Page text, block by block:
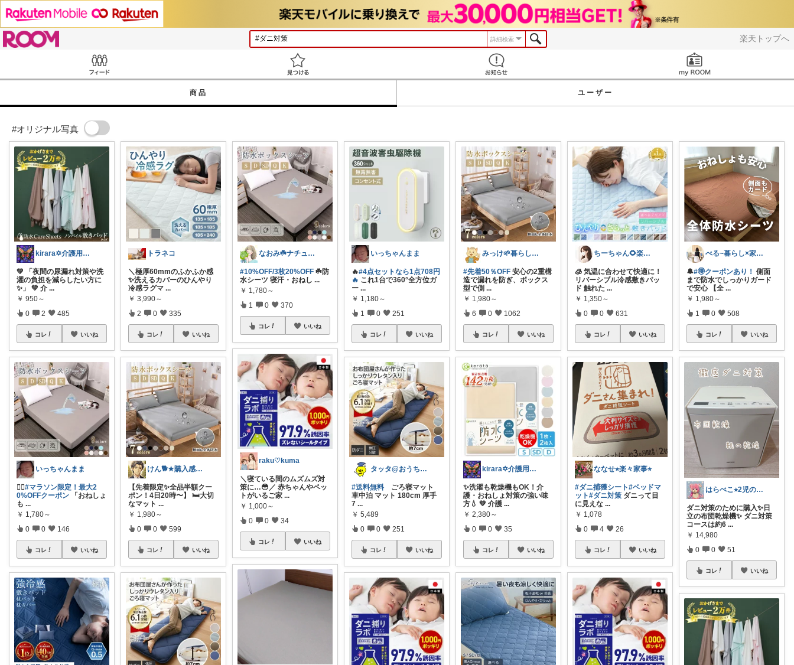
楽天トップへ
詳細検索
商品 ユーザー
#オリジナル写真
kirara✡介護用品🌈
💚 「夜間の尿漏れ対策や洗
濯の負担を減らしたい方に
✨」 💚 介 ...
￥ 950～
0 2 485
コレ いいね
いっちゃんまま
❤️‍🔥#マラソン限定！最大2
0%OFFクーポン 「おねしょ
も ...
￥ 1,780～
0 0 146
コレ いいね
トラネコ
＼極厚60mmのふかふか感
✨️洗えるカバーのひんやり
冷感ラグマ ...
￥ 3,990～
2 0 335
コレ いいね
けん🐕★購入感謝です★（アイコン変更）
【先着限定✨全品半額クー
ポン！4日20時〜】 🛏️大切
なマット ...
￥ 1,980～
0 0 599
コレ いいね
なおみ☘️ナチュラル生活
#10%OFF/3枚20%OFF ☘️防
水シーツ 寝汗・おねし ...
￥ 1,780～
1 0 370
コレ いいね
raku♡kuma
＼寝ている間のムズムズ対
策に…😳／ 赤ちゃんやペッ
トがいるご家 ...
￥ 1,000～
0 0 34
コレ いいね
いっちゃんまま
🔥#4点セットなら1点708円
🔥 これ1台で360°全方位ガ
ー ...
￥ 1,180～
1 0 251
コレ いいね
タッタ@おうち時間を楽しく快適に！
#送料無料 ごろ寝マット
車中泊 マット 180cm 厚手
7 ...
￥ 5,489
0 0 251
コレ いいね
みっけ🌱暮らしとファッション
#先着50％OFF 安心の2重構
造で漏れを防ぎ、ボックス
型で側 ...
￥ 1,980～
6 0 1062
コレ いいね
kirara✡介護用品🌈
✨洗濯も乾燥機もOK！介
護・おねしょ対策の強い味
方💧 💚 介護 ...
￥ 2,380～
0 0 35
コレ いいね
ちーちゃん🌻楽天room
🧊 気温に合わせて快適に！
リバーシブル冷感敷きパッ
ド 触れた ...
￥ 1,350～
0 0 631
コレ いいね
ななせ⭐︎楽々家事⭐︎
#ダニ捕獲シート#ベッドマ
ット#ダニ対策 ダニって目
に見えな ...
￥ 1,078
0 4 26
コレ いいね
べる~暮らし×家事をラクに快適に
🔔#🉐クーポンあり！ 側面
まで防水でしっかりガード
で安心 【全 ...
￥ 1,980～
1 0 508
コレ いいね
はらぺこ⭐︎2児のママ
ダニ対策のために購入✨日
立の布団乾燥機✨ ダニ対策
コースは約6 ...
￥ 14,980
0 0 51
コレ いいね